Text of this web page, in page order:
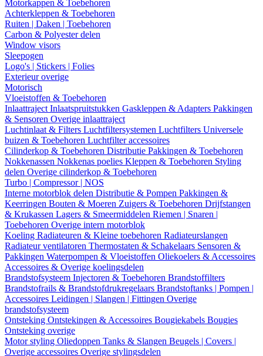
Motorkappen & Toebehoren
Achterkleppen & Toebehoren
Ruiten | Daken | Toebehoren
Carbon & Polyester delen
Window visors
Sleepogen
Logo's | Stickers | Folies
Exterieur overige
Motorisch
Vloeistoffen & Toebehoren
Inlaattraject Inlaatspruitstukken Gaskleppen & Adapters Pakkingen
& Sensoren Overige inlaattraject
Luchtinlaat & Filters Luchtfiltersystemen Luchtfilters Universele
buizen & Toebehoren Luchtfilter accessoires
Cilinderkop & Toebehoren Distributie Pakkingen & Toebehoren
Nokkenassen Nokkenas poelies Kleppen & Toebehoren Styling
delen Overige cilinderkop & Toebehoren
Turbo | Compressor | NOS
Interne motorblok delen Distributie & Pompen Pakkingen &
Keerringen Bouten & Moeren Zuigers & Toebehoren Drijfstangen
& Krukassen Lagers & Smeermiddelen Riemen | Snaren |
Toebehoren Overige intern motorblok
Koeling Radiateuren & Kleine toebehoren Radiateurslangen
Radiateur ventilatoren Thermostaten & Schakelaars Sensoren &
Pakkingen Waterpompen & Vloeistoffen Oliekoelers & Accessoires
Accessoires & Overige koelingsdelen
Brandstofsysteem Injectoren & Toebehoren Brandstoffilters
Brandstofrails & Brandstofdrukregelaars Brandstoftanks | Pompen |
Accessoires Leidingen | Slangen | Fittingen Overige
brandstofsysteem
Ontsteking Ontstekingen & Accessoires Bougiekabels Bougies
Ontsteking overige
Motor styling Oliedoppen Tanks & Slangen Beugels | Covers |
Overige accessoires Overige stylingsdelen